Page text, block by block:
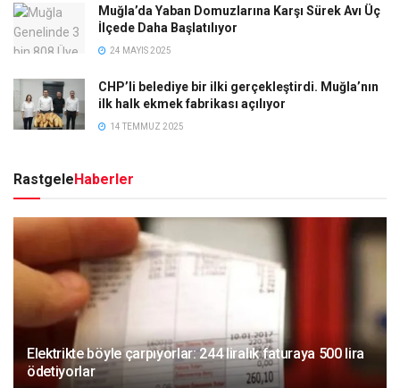
Muğla’da Yaban Domuzlarına Karşı Sürek Avı Üç
İlçede Daha Başlatılıyor
24 MAYIS 2025
CHP’li belediye bir ilki gerçekleştirdi. Muğla’nın
ilk halk ekmek fabrikası açılıyor
14 TEMMUZ 2025
RastgeleHaberler
Elektrikte böyle çarpıyorlar: 244 liralık faturaya 500 lira
ödetiyorlar